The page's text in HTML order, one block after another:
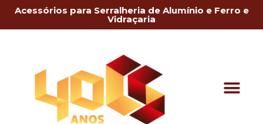
Acessórios para Serralheria de Alumínio e Ferro e
Vidraçaria